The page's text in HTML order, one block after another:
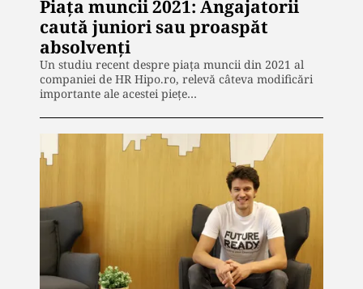
Piața muncii 2021: Angajatorii
caută juniori sau proaspăt
absolvenți
Un studiu recent despre piața muncii din 2021 al
companiei de HR Hipo.ro, relevă câteva modificări
importante ale acestei piețe…